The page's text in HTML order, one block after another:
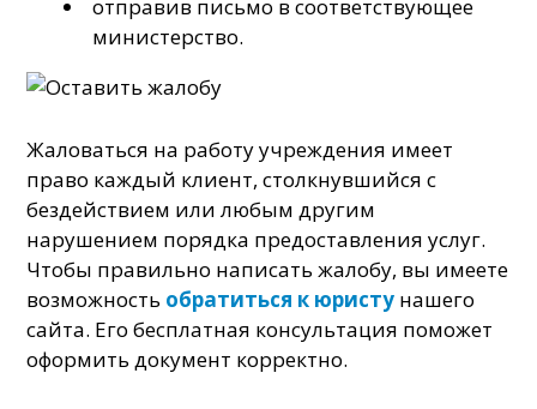
отправив письмо в соответствующее
министерство.
Жаловаться на работу учреждения имеет
право каждый клиент, столкнувшийся с
бездействием или любым другим
нарушением порядка предоставления услуг.
Чтобы правильно написать жалобу, вы имеете
возможность обратиться к юристу нашего
сайта. Его бесплатная консультация поможет
оформить документ корректно.